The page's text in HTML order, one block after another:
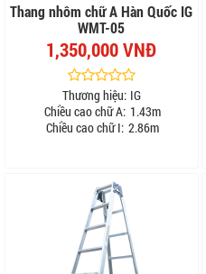
Thang nhôm chữ A Hàn Quốc IG
WMT-05
1,350,000 VNĐ
Thương hiệu: IG
Chiều cao chữ A: 1.43m
Chiều cao chữ I: 2.86m